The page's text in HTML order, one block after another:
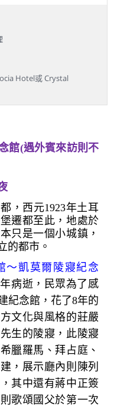
Hotel或 Crystal
館(遇外賓來訪則不
，西元1923年土耳
遷都至此，地處於
只是一個小城鎮，
的都市。
～凱莫爾陵寢紀念
病逝，民眾為了感
紀念館，花了8年的
文化與風格的莊嚴
生的陵寢，此陵寢
臘羅馬、拜占庭、
，展示廳內則陳列
其中還有蔣中正簽
歌頌國父於第一次